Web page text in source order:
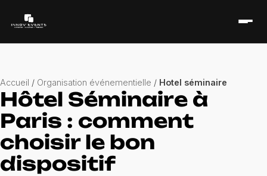
Accueil / Organisation événementielle / Hotel séminaire
Hôtel Séminaire à
Paris : comment
choisir le bon
dispositif